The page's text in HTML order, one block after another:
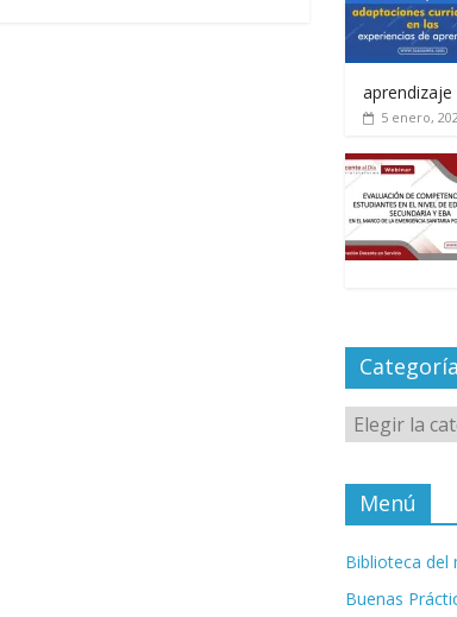
aprendizaje
5 enero,
Categorías
Menú
Biblioteca del
Buenas